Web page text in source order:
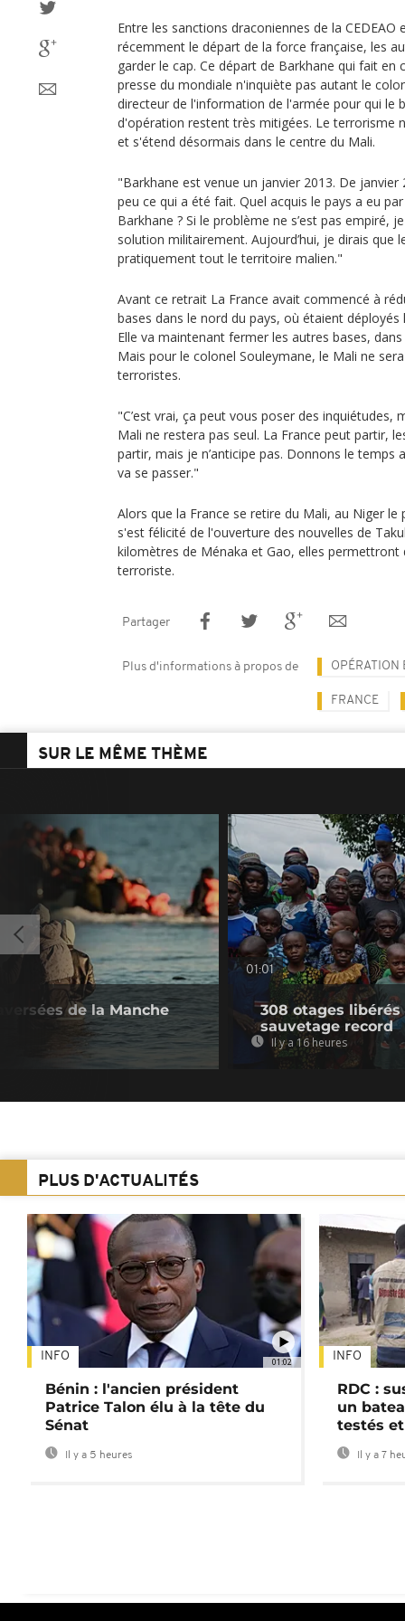
Entre les sanctions draconiennes de la CEDEAO
récemment le départ de la force française, les
garder le cap. Ce départ de Barkhane qui fait
presse du mondiale n'inquiète pas autant le
directeur de l'information de l'armée pour qui le
d'opération restent très mitigées. Le terrorisme
et s'étend désormais dans le centre du Mali.
"Barkhane est venue un janvier 2013. De
peu ce qui a été fait. Quel acquis le pays a eu
Barkhane ? Si le problème ne s’est pas empiré,
solution militairement. Aujourd’hui, je dirais que
pratiquement tout le territoire malien."
Avant ce retrait La France avait commencé à
bases dans le nord du pays, où étaient
Elle va maintenant fermer les autres bases,
Mais pour le colonel Souleymane, le Mali ne
terroristes.
"C’est vrai, ça peut vous poser des inquiétudes,
Mali ne restera pas seul. La France peut partir,
partir, mais je n’anticipe pas. Donnons le temps
va se passer."
Alors que la France se retire du Mali, au Niger
s'est félicité de l'ouverture des nouvelles de
kilomètres de Ménaka et Gao, elles permettront
terroriste.
Partager
Plus d'informations à propos de OPÉRATION
FRANCE
SUR LE MÊME THÈME
de la Manche
01:01
308 otages libérés
sauvetage record
Il y a 16 heures
PLUS D'ACTUALITÉS
01:02
INFO
Bénin : l'ancien président
Patrice Talon élu à la tête du
Sénat
Il y a 5 heures
INFO
RDC :
un
testés
Il y a 7